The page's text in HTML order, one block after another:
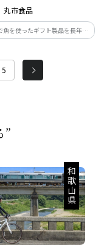
丸市食品
魚を使ったギフト製品を長年開
している美飾遊膳が手がける海
ジュレをデザート状に仕立てた
だけで食べられる海鮮丼の具で
5
”
和歌山県